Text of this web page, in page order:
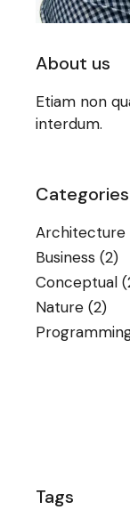
About us
Etiam non
interdum.
Categories
Architecture
Business (2)
Conceptual
Nature (2)
Tags